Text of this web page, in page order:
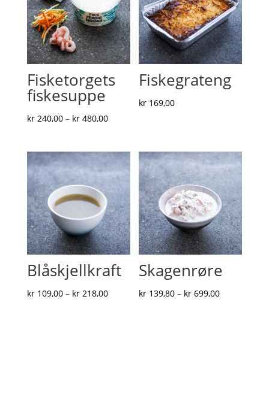
Fisketorgets
fiskesuppe
kr240,00 – kr480,00Prisområde:
til
kr 480,00
Fiskegrateng
kr 169,00
Blåskjellkraft
kr109,00 – kr218,00Prisområde:
Skagenrøre
kr 139,80 – kr 699,00Prisområde: